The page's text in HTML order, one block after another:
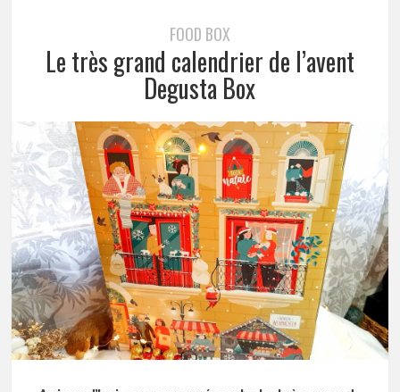
FOOD BOX
Le très grand calendrier de l’avent
Degusta Box